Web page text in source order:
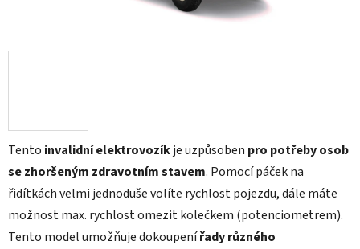
Tento invalidní elektrovozíkje uzpůsoben pro potřeby osob
se zhoršeným zdravotním stavem. Pomocí páček na
řidítkách velmi jednoduše volíte rychlost pojezdu, dále máte
možnost max. rychlost omezit kolečkem (potenciometrem).
Tento model umožňuje dokoupenířady různého